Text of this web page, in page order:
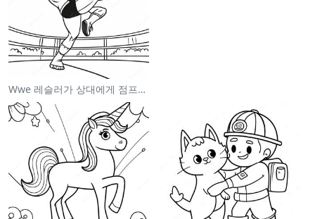
Wwe 레슬러가 상대에게 점프하는 색칠 공부 페이지